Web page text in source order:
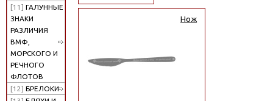
[11] ГАЛУННЫЕ
ЗНАКИ
РАЗЛИЧИЯ
ВМФ,
МОРСКОГО И
РЕЧНОГО
ФЛОТОВ
[12] БРЕЛОКИ
Нож